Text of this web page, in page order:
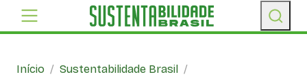
Início / Sustentabilidade Brasil /